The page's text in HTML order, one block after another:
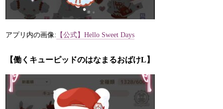
アプリ内の画像: 【公式】Hello Sweet Days
【働くキューピッドのはなまるおばけL】